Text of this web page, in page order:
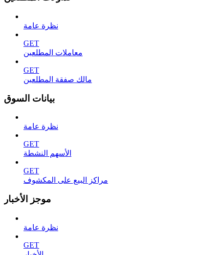
نظرة عامة
GET
معاملات المطلعين
GET
مالك صفقة المطلعين
بيانات السوق
نظرة عامة
GET
الأسهم النشطة
GET
مراكز البيع على المكشوف
موجز الأخبار
نظرة عامة
GET